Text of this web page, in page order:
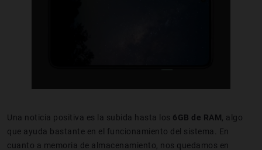
Una noticia positiva es la subida hasta los 6GB de RAM , algo
que ayuda bastante en el funcionamiento del sistema. En
cuanto a memoria de almacenamiento, nos quedamos en